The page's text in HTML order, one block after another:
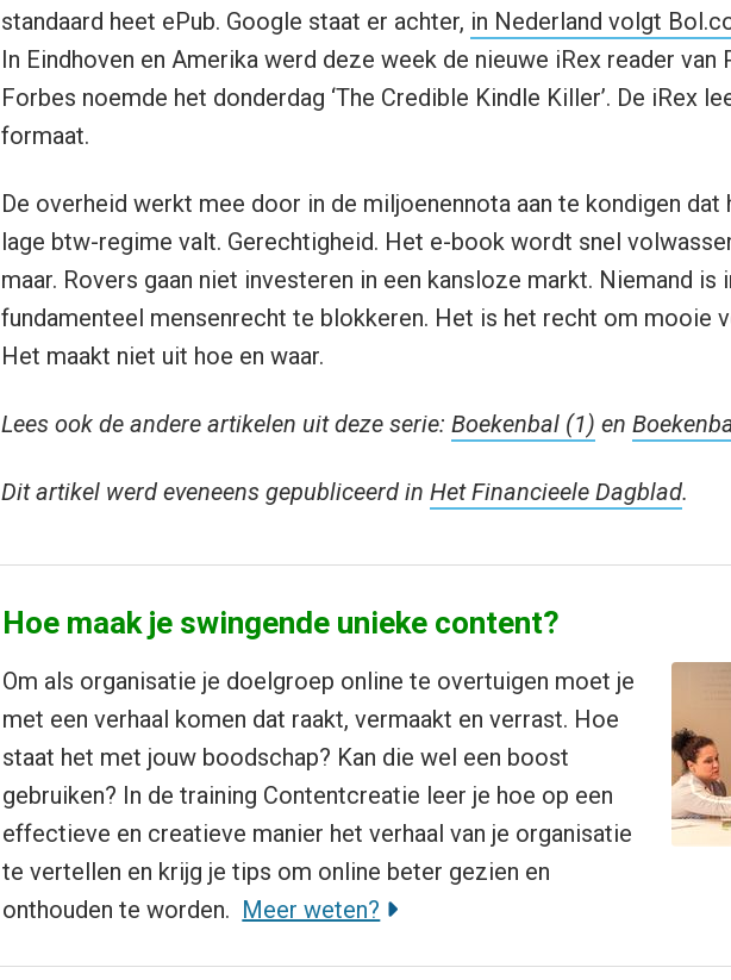
standaard heet ePub. Google staat er achter, in Nederland volgt
In Eindhoven en Amerika werd deze week de nieuwe iRex reader van
Forbes noemde het donderdag ‘The Credible Kindle Killer’. De iRex
formaat.
De overheid werkt mee door in de miljoenennota aan te kondigen dat
lage btw-regime valt. Gerechtigheid. Het e-book wordt snel
maar. Rovers gaan niet investeren in een kansloze markt. Niemand is
fundamenteel mensenrecht te blokkeren. Het is het recht om mooie
Het maakt niet uit hoe en waar.
Lees ook de andere artikelen uit deze serie: Boekenbal (1) en
Dit artikel werd eveneens gepubliceerd in Het Financieele Dagblad.
Hoe maak je swingende unieke content?
Om als organisatie je doelgroep online te overtuigen moet je
met een verhaal komen dat raakt, vermaakt en verrast. Hoe
staat het met jouw boodschap? Kan die wel een boost
gebruiken? In de training Contentcreatie leer je hoe op een
effectieve en creatieve manier het verhaal van je organisatie
te vertellen en krijg je tips om online beter gezien en
onthouden te worden. Meer weten?